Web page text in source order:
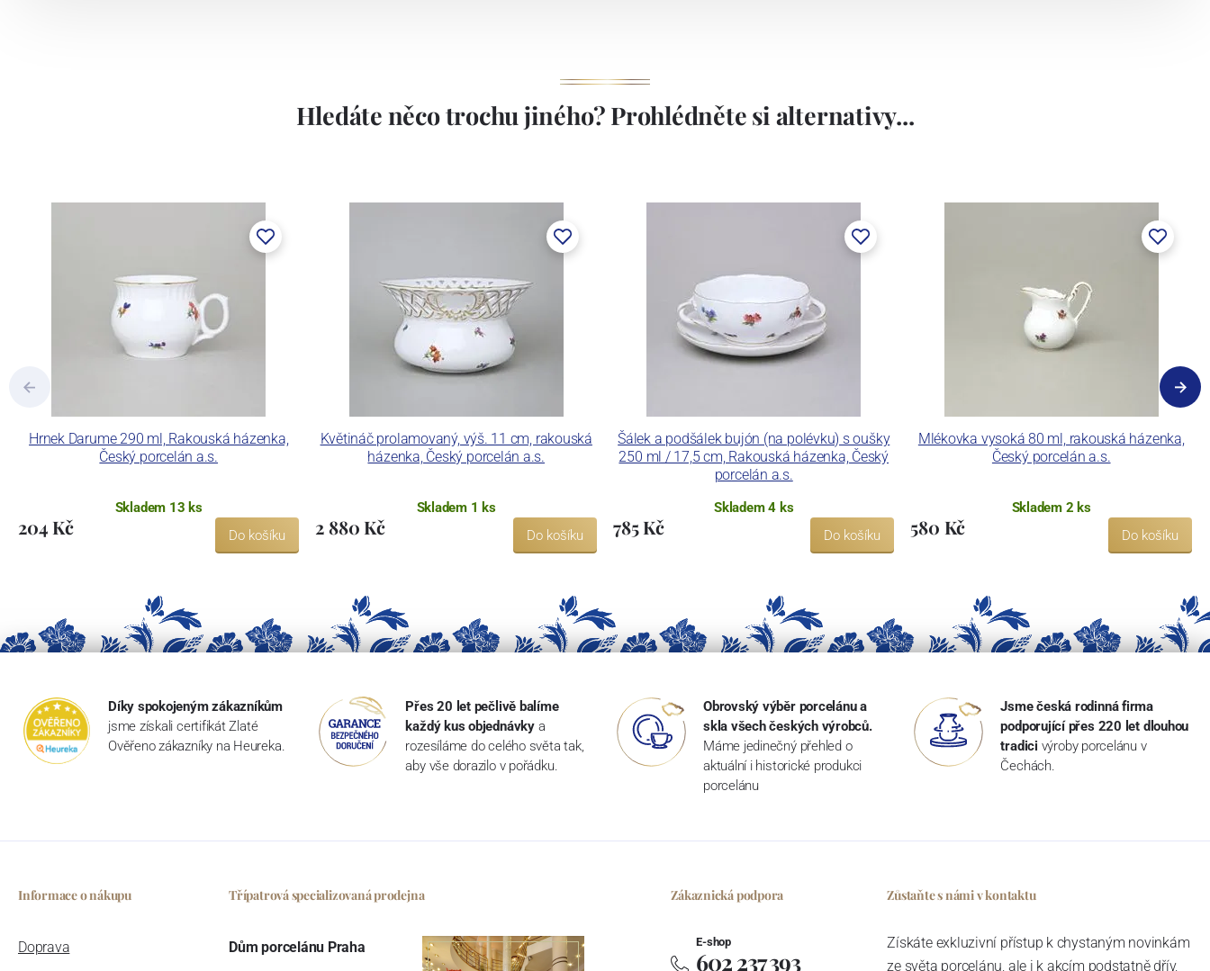
Hledáte něco trochu jiného? Prohlédněte si alternativy...
Hrnek Darume 290 ml, Rakouská házenka,
Český porcelán a.s.
Skladem 13 ks
204 Kč Do košíku
Květináč prolamovaný, výš. 11 cm, rakouská
házenka, Český porcelán a.s.
Skladem 1 ks
2 880 Kč Do košíku
Šálek a podšálek bujón (na polévku) s oušky
250 ml / 17,5 cm, Rakouská házenka, Český
porcelán a.s.
Skladem 4 ks
785 Kč Do košíku
Mlékovka vysoká 80 ml, rakouská házenka,
Český porcelán a.s.
Skladem 2 ks
580 Kč Do košíku
Díky spokojeným zákazníkům
jsme získali certifikát Zlaté
Ověřeno zákazníky na Heureka.
Přes 20 let pečlivě balíme
každý kus objednávky a
rozesíláme do celého světa tak,
aby vše dorazilo v pořádku.
Obrovský výběr porcelánu a
skla všech českých výrobců.
Máme jedinečný přehled o
aktuální i historické produkci
porcelánu
Jsme česká rodinná firma
podporující přes 220 let dlouhou
tradici výroby porcelánu v
Čechách.
Informace o nákupu
Doprava
Třípatrová specializovaná prodejna
Dům porcelánu Praha
Zákaznická podpora
E-shop
602 237 393
Zůstaňte s námi v kontaktu
Získáte exkluzivní přístup k chystaným novinkám
ze světa porcelánu, ale i k akcím podstatně dřív,